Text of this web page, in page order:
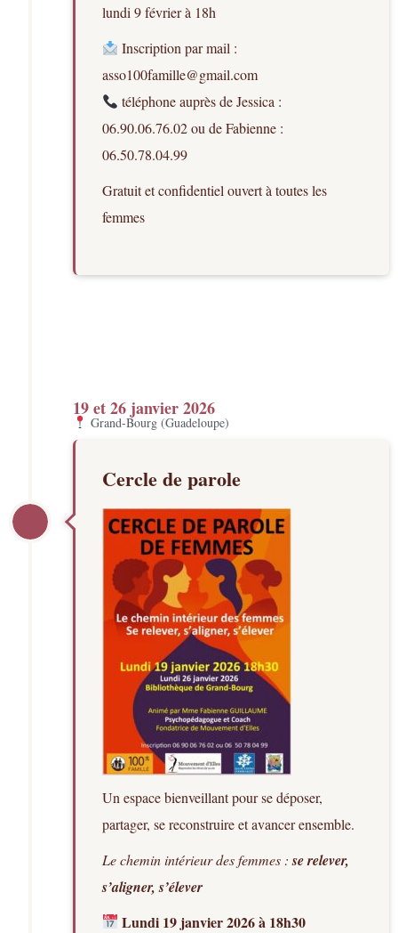
lundi 9 février à 18h
Inscription par mail :
asso100famille@gmail.com
téléphone auprès de Jessica :
06.90.06.76.02 ou de Fabienne :
06.50.78.04.99
Gratuit et confidentiel ouvert à toutes les
femmes
19 et 26 janvier 2026
Grand-Bourg (Guadeloupe)
Cercle de parole
Un espace bienveillant pour se déposer,
partager, se reconstruire et avancer ensemble.
Le chemin intérieur des femmes :se relever,
s’aligner, s’élever
Lundi 19 janvier 2026 à 18h30